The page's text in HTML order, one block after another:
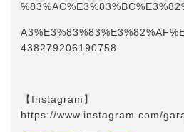
438279206190758
【Instagram】
https://www.instagram.com/